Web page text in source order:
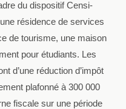
du dispositif Censi-
résidence de services
de tourisme, une maison
pour étudiants. Les
d’une réduction d’impôt
plafonné à 300 000
fiscale sur une période